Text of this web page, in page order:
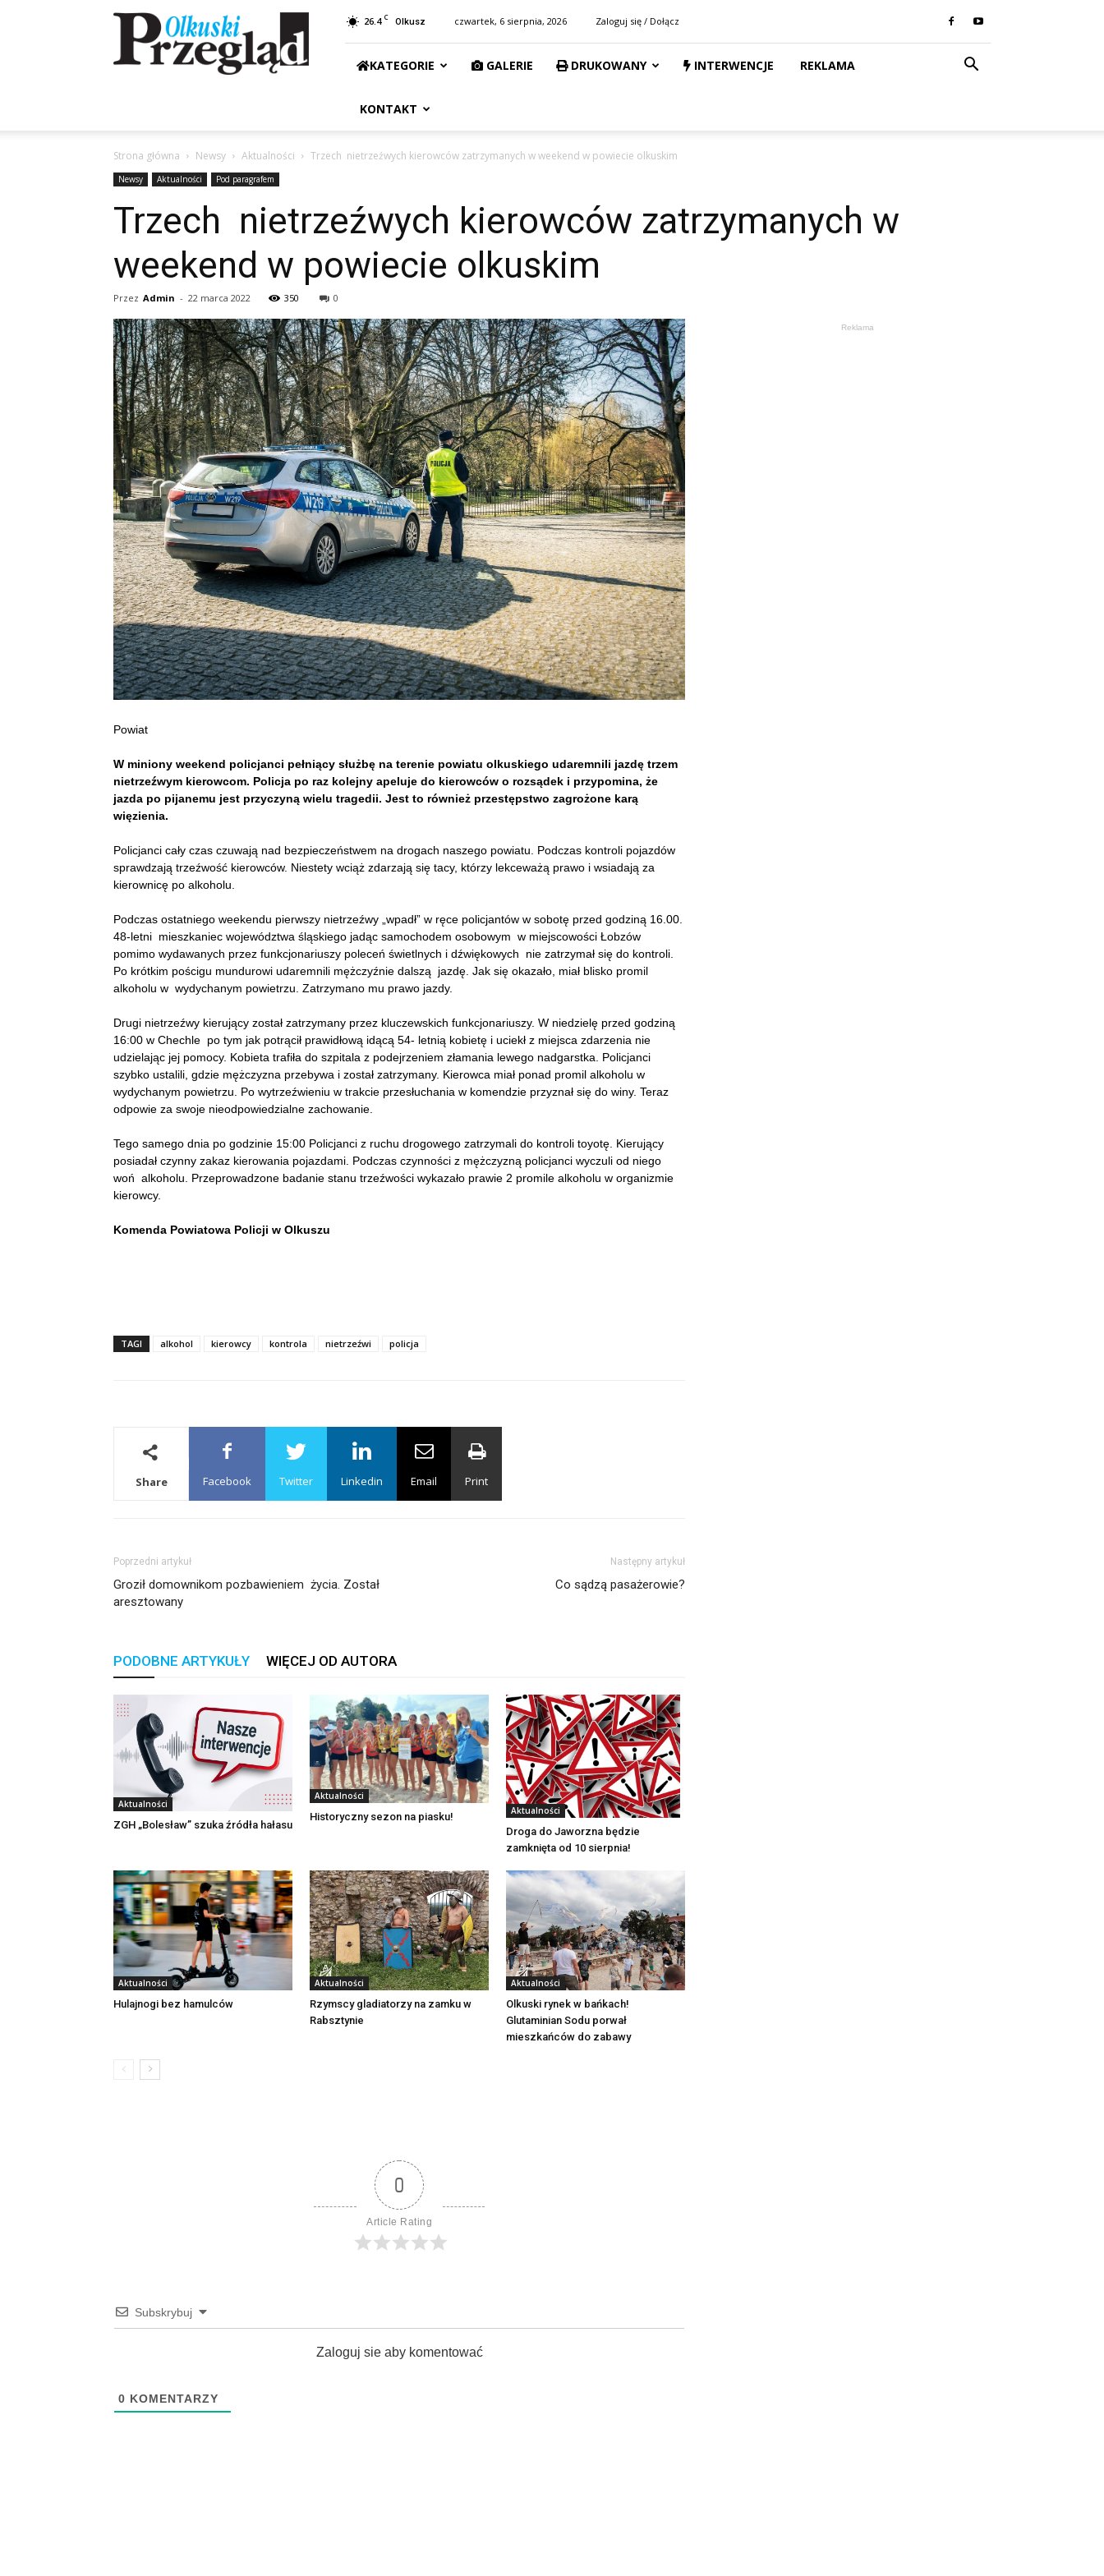
Przegląd
Olkuski
26.4 C Olkusz czwartek, 6 sierpnia, 2026 Zaloguj się / Dołącz
KATEGORIE GALERIE DRUKOWANY INTERWENCJE REKLAMA
KONTAKT
Strona główna Newsy Aktualności Trzech nietrzeźwych kierowców zatrzymanych w weekend w powiecie olkuskim
Newsy Aktualności Pod paragrafem
Trzech nietrzeźwych kierowców zatrzymanych w
weekend w powiecie olkuskim
Przez Admin - 22 marca 2022 350 0
Powiat
W miniony weekend policjanci pełniący służbę na terenie powiatu olkuskiego udaremnili jazdę trzem
nietrzeźwym kierowcom. Policja po raz kolejny apeluje do kierowców o rozsądek i przypomina, że
jazda po pijanemu jest przyczyną wielu tragedii. Jest to również przestępstwo zagrożone karą
więzienia.
Policjanci cały czas czuwają nad bezpieczeństwem na drogach naszego powiatu. Podczas kontroli pojazdów
sprawdzają trzeźwość kierowców. Niestety wciąż zdarzają się tacy, którzy lekceważą prawo i wsiadają za
kierownicę po alkoholu.
Podczas ostatniego weekendu pierwszy nietrzeźwy „wpadł” w ręce policjantów w sobotę przed godziną 16.00.
48-letni mieszkaniec województwa śląskiego jadąc samochodem osobowym w miejscowości Łobzów
pomimo wydawanych przez funkcjonariuszy poleceń świetlnych i dźwiękowych nie zatrzymał się do kontroli.
Po krótkim pościgu mundurowi udaremnili mężczyźnie dalszą jazdę. Jak się okazało, miał blisko promil
alkoholu w wydychanym powietrzu. Zatrzymano mu prawo jazdy.
Drugi nietrzeźwy kierujący został zatrzymany przez kluczewskich funkcjonariuszy. W niedzielę przed godziną
16:00 w Chechle po tym jak potrącił prawidłową idącą 54- letnią kobietę i uciekł z miejsca zdarzenia nie
udzielając jej pomocy. Kobieta trafiła do szpitala z podejrzeniem złamania lewego nadgarstka. Policjanci
szybko ustalili, gdzie mężczyzna przebywa i został zatrzymany. Kierowca miał ponad promil alkoholu w
wydychanym powietrzu. Po wytrzeźwieniu w trakcie przesłuchania w komendzie przyznał się do winy. Teraz
odpowie za swoje nieodpowiedzialne zachowanie.
Tego samego dnia po godzinie 15:00 Policjanci z ruchu drogowego zatrzymali do kontroli toyotę. Kierujący
posiadał czynny zakaz kierowania pojazdami. Podczas czynności z mężczyzną policjanci wyczuli od niego
woń alkoholu. Przeprowadzone badanie stanu trzeźwości wykazało prawie 2 promile alkoholu w organizmie
kierowcy.
Komenda Powiatowa Policji w Olkuszu
TAGI alkohol kierowcy kontrola nietrzeźwi policja
Share Facebook Twitter Linkedin Email Print
Poprzedni artykuł
Groził domownikom pozbawieniem życia. Został
aresztowany
Następny artykuł
Co sądzą pasażerowie?
PODOBNE ARTYKUŁY WIĘCEJ OD AUTORA
Aktualności
ZGH „Bolesław” szuka źródła hałasu
Aktualności
Historyczny sezon na piasku! Aktualności
Droga do Jaworzna będzie
zamknięta od 10 sierpnia!
Aktualności
Hulajnogi bez hamulców
Aktualności
Rzymscy gladiatorzy na zamku w
Rabsztynie
Aktualności
Olkuski rynek w bańkach!
Glutaminian Sodu porwał
mieszkańców do zabawy
0
Article Rating
Subskrybuj
Zaloguj sie aby komentować
0 KOMENTARZY
Reklama